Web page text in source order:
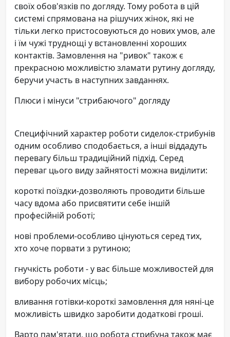
своїх обов'язків по догляду. Тому робота в цій
системі спрямована на рішучих жінок, які не
тільки легко пристосовуються до нових умов, але
і їм чужі труднощі у встановленні хороших
контактів. Замовлення на "ривок" також є
прекрасною можливістю зламати рутину догляду,
беручи участь в наступних завданнях.
Плюси і мінуси "стрибаючого" догляду
Специфічний характер роботи сиделок-стрибунів
одним особливо сподобається, а інші віддадуть
перевагу більш традиційний підхід. Серед
переваг цього виду зайнятості можна виділити:
короткі поїздки-дозволяють проводити більше
часу вдома або присвятити себе іншій
професійній роботі;
нові проблеми-особливо цінуються серед тих,
хто хоче порвати з рутиною;
гнучкість роботи - у вас більше можливостей для
вибору робочих місць;
вливання готівки-короткі замовлення для няні-це
можливість швидко заробити додаткові гроші.
Варто пам'ятати, що робота стрибуна також має